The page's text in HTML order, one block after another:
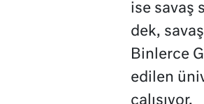
ise savaş
dek,
Binlerce
edilen
çalışıyor.